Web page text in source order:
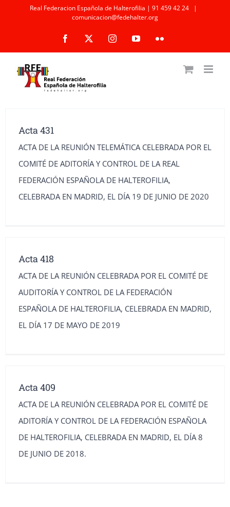
Real Federacion Española de Halterofilia | 91 459 42 24
|
comunicacion@fedehalter.org
Facebook InstagramYouTubeFlickr
Acta 431
ACTA DE LA REUNIÓN TELEMÁTICA CELEBRADA POR EL
COMITÉ DE ADITORÍA Y CONTROL DE LA REAL
FEDERACIÓN ESPAÑOLA DE HALTEROFILIA,
CELEBRADA EN MADRID, EL DÍA 19 DE JUNIO DE 2020
Acta 418
ACTA DE LA REUNIÓN CELEBRADA POR EL COMITÉ DE
AUDITORÍA Y CONTROL DE LA FEDERACIÓN
ESPAÑOLA DE HALTEROFILIA, CELEBRADA EN MADRID,
EL DÍA 17 DE MAYO DE 2019
Acta 409
ACTA DE LA REUNIÓN CELEBRADA POR EL COMITÉ DE
ADITORÍA Y CONTROL DE LA FEDERACIÓN ESPAÑOLA
DE HALTEROFILIA, CELEBRADA EN MADRID, EL DÍA 8
DE JUNIO DE 2018.